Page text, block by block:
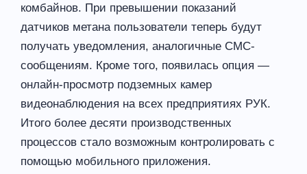
комбайнов. При превышении показаний
датчиков метана пользователи теперь будут
получать уведомления, аналогичные СМС-
сообщениям. Кроме того, появилась опция —
онлайн-просмотр подземных камер
видеонаблюдения на всех предприятиях РУК.
Итого более десяти производственных
процессов стало возможным контролировать с
помощью мобильного приложения.